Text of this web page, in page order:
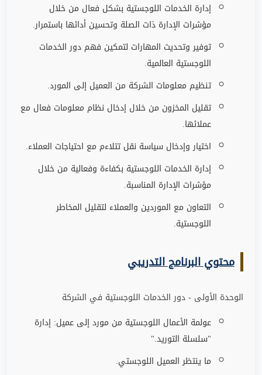
إدارة الخدمات اللوجستية بشكل فعال من خلال
مؤشرات الإدارة ذات الصلة وتحسين أدائها باستمرار.
توفير وتحديث المهارات لتمكين فهم دور الخدمات
اللوجستية العالمية.
تنظيم معلومات الشركة من العميل إلى المورد.
تقليل المخزون من خلال إدخال نظام معلومات فعال مع
عملائها.
اختيار وإدخال سياسة نقل تتلاءم مع احتياجات العملاء.
إدارة الخدمات اللوجستية بكفاءة وفعالية من خلال
مؤشرات الإدارة المناسبة.
التعاون مع الموردين والعملاء لتقليل المخاطر
اللوجستية.
محتوي البرنامج التدريبي
الوحدة الأولى - دور الخدمات اللوجستية في الشركة
عولمة الأعمال اللوجستية من مورد إلى عميل: إدارة
"سلسلة التوريد".
ما ينتظر العميل اللوجستي.